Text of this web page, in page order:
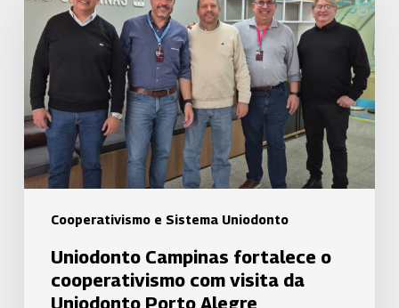
Cooperativismo e Sistema Uniodonto
fortalece
cooperativismo
com
visita
da
Uniodonto
Porto
Alegre
Uniodonto Campinas fortalece o
cooperativismo com visita da